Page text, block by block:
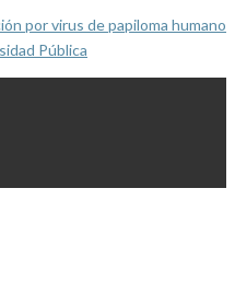
por virus de papiloma humano
Pública